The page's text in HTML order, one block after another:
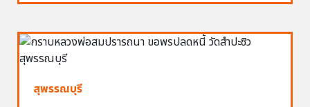
สุพรรณบุรี